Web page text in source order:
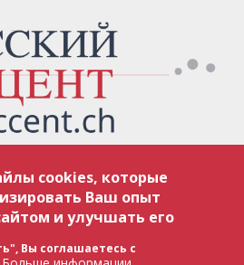
Швейцарии об авторском праве и
Полное или частичное использование
разрешения редакции. В случае полного
материалов сайта rusaccent.ch,
на конкретный заимствованный
редакцией rusaccent.ch, являются
Полное или частичное
cookies, которые
Ваш опыт
и улучшать его
Вы соглашаетесь с